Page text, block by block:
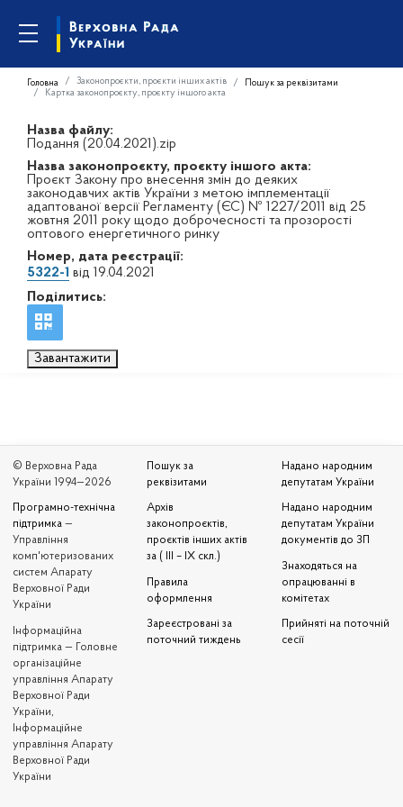
Головна Законопроєкти, проєкти інших актів
Пошук за реквізитами
Картка законопроєкту, проєкту іншого акта
Назва файлу:
Подання (20.04.2021).zip
Назва законопроєкту, проєкту іншого акта:
Проєкт Закону про внесення змін до деяких
законодавчих актів України з метою імплементації
адаптованої версії Регламенту (ЄС) № 1227/2011 від 25
жовтня 2011 року щодо доброчесності та прозорості
оптового енергетичного ринку
Номер, дата реєстрації:
5322-1 від 19.04.2021
Поділитись:
Завантажити
© Верховна Рада
України 1994—2026
Програмно-технічна
підтримка —
Управління
комп'ютеризованих
систем Апарату
Верховної Ради
України
Iнформаційна
підтримка — Головне
організаційне
управління Апарату
Верховної Ради
України,
Інформаційне
управління Апарату
Верховної Ради
України
Пошук за
реквізитами
Архів
законопроєктів,
проєктів інших актів
за ( III – IX скл.)
Правила
оформлення
Зареєстровані за
поточний тиждень
Надано народним
депутатам України
Надано народним
депутатам України
документів до ЗП
Знаходяться на
опрацюванні в
комітетах
Прийняті на поточній
сесії